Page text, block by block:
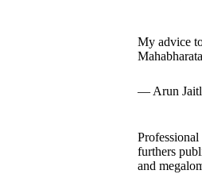
My advice
— Arun
furthers
and